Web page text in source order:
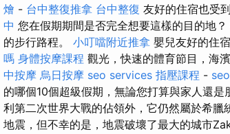
燴 - 台中整復推拿 台中整復 友好的住宿也受
中 您在假期期間是否完全想要這樣的目的地
的步行路程。 小叮噹附近推拿 嬰兒友好的住
嗎 身體按摩課程 觀光，快速的體育節目，海
中按摩 烏日按摩 seo services 指壓課程 -
的哪個10個超級假期，無論您打算與家人還
利第二次世界大戰的佔領外，它仍然屬於希臘
地震，但不幸的是，地震破壞了最大的城市